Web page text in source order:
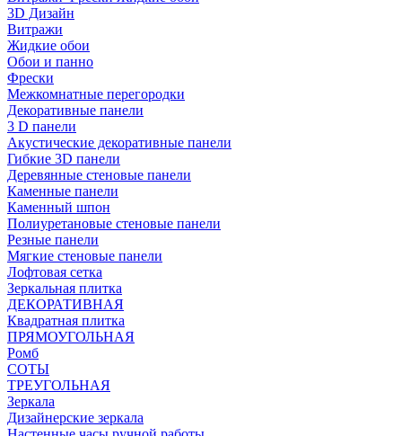
3D Дизайн
Витражи
Жидкие обои
Обои и панно
Фрески
Межкомнатные перегородки
Декоративные панели
3 D панели
Акустические декоративные панели
Гибкие 3D панели
Деревянные стеновые панели
Каменные панели
Каменный шпон
Полиуретановые стеновые панели
Резные панели
Мягкие стеновые панели
Лофтовая сетка
Зеркальная плитка
ДЕКОРАТИВНАЯ
Квадратная плитка
ПРЯМОУГОЛЬНАЯ
Ромб
СОТЫ
ТРЕУГОЛЬНАЯ
Зеркала
Дизайнерские зеркала